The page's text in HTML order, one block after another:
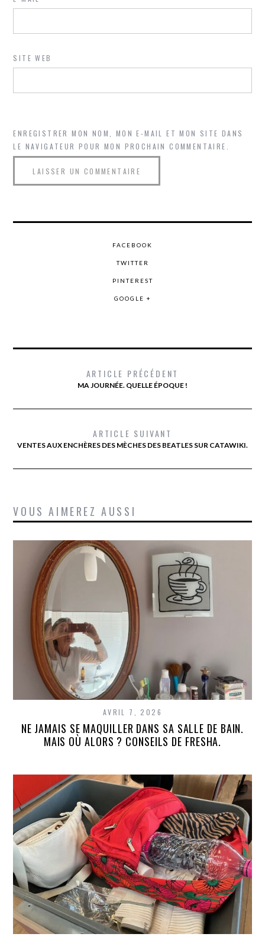
SITE WEB
ENREGISTRER MON NOM, MON E-MAIL ET MON SITE DANS
LE NAVIGATEUR POUR MON PROCHAIN COMMENTAIRE.
FACEBOOK
TWITTER
PINTEREST
GOOGLE +
ARTICLE PRÉCÉDENT
MA JOURNÉE. QUELLE ÉPOQUE !
ARTICLE SUIVANT
VENTES AUX ENCHÈRES DES MÈCHES DES BEATLES SUR CATAWIKI.
VOUS AIMEREZ AUSSI
AVRIL 7, 2026
NE JAMAIS SE MAQUILLER DANS SA SALLE DE BAIN.
MAIS OÙ ALORS ? CONSEILS DE FRESHA.